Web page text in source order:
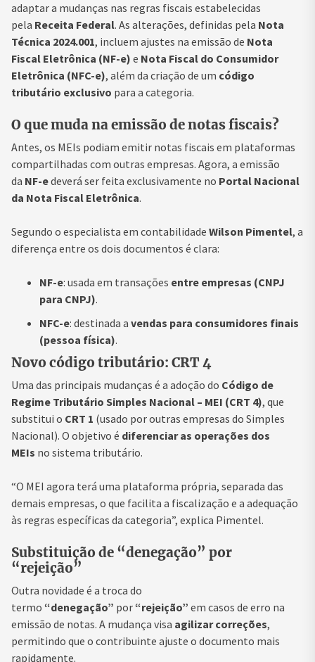
adaptar a mudanças nas regras fiscais estabelecidas
pela Receita Federal. As alterações, definidas pela Nota
Técnica 2024.001, incluem ajustes na emissão de Nota
Fiscal Eletrônica (NF-e) e Nota Fiscal do Consumidor
Eletrônica (NFC-e), além da criação de um código
tributário exclusivo para a categoria.
O que muda na emissão de notas fiscais?
Antes, os MEIs podiam emitir notas fiscais em plataformas
compartilhadas com outras empresas. Agora, a emissão
da NF-edeverá ser feita exclusivamente no Portal Nacional
da Nota Fiscal Eletrônica.
Segundo o especialista em contabilidade Wilson Pimentel, a
diferença entre os dois documentos é clara:
NF-e: usada em transações entre empresas (CNPJ
para CNPJ).
NFC-e: destinada a vendas para consumidores finais
(pessoa física).
Novo código tributário: CRT 4
Uma das principais mudanças é a adoção do Código de
Regime Tributário Simples Nacional – MEI (CRT 4), que
substitui o CRT 1 (usado por outras empresas do Simples
Nacional). O objetivo é diferenciar as operações dos
MEIs no sistema tributário.
“O MEI agora terá uma plataforma própria, separada das
demais empresas, o que facilita a fiscalização e a adequação
às regras específicas da categoria”, explica Pimentel.
Substituição de “denegação” por
“rejeição”
Outra novidade é a troca do
termo “denegação” por “rejeição” em casos de erro na
emissão de notas. A mudança visa agilizar correções,
permitindo que o contribuinte ajuste o documento mais
rapidamente.